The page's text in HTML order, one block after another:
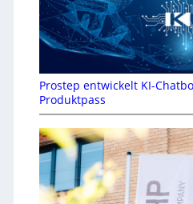
Prostep entwickelt KI-
Produktpass